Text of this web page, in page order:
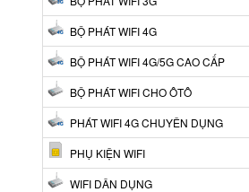
BỘ PHÁT WIFI 4G
BỘ PHÁT WIFI 4G/5G CAO CẤP
BỘ PHÁT WIFI CHO ÔTÔ
PHÁT WIFI 4G CHUYÊN DỤNG
PHỤ KIỆN WIFI
WIFI DÂN DỤNG